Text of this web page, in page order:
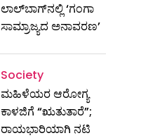
ಲಾಲ್‌ಬಾಗ್‌ನಲ್ಲಿ ‘ಗಂಗಾ
ಸಾಮ್ರಾಜ್ಯದ ಅನಾವರಣ’
Society
ಮಹಿಳೆಯರ ಆರೋಗ್ಯ
ಕಾಳಜಿಗೆ “ಋತುತಾರೆ”;
ರಾಯಭಾರಿಯಾಗಿ ನಟಿ